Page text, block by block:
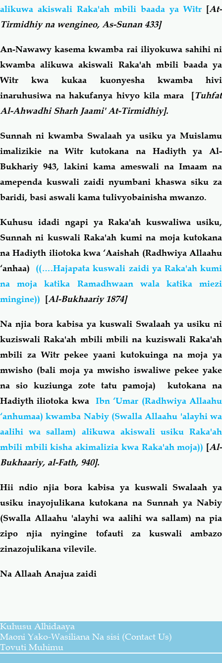
alikuwa akiswali Raka'ah mbili baada ya Witr [At-
Tirmidhiy na wengineo, As-Sunan 433]
An-Nawawy kasema kwamba rai iliyokuwa sahihi ni
kwamba alikuwa akiswali Raka'ah mbili baada ya
Witr kwa kukaa kuonyesha kwamba hivi
inaruhusiwa na hakufanya hivyo kila mara [Tuhfat
Al-Ahwadhi Sharh Jaami' At-Tirmidhiy].
Sunnah ni kwamba Swalaah ya usiku ya Muislamu
imalizikie na Witr kutokana na Hadiyth ya Al-
Bukhariy 943, lakini kama ameswali na Imaam na
amependa kuswali zaidi nyumbani khaswa siku za
baridi, basi aswali kama tulivyobainisha mwanzo.
Kuhusu idadi ngapi ya Raka'ah kuswaliwa usiku,
Sunnah ni kuswali Raka'ah kumi na moja kutokana
na Hadiyth iliotoka kwa ‘Aaishah (Radhwiya Allaahu
‘anhaa) ((….Hajapata kuswali zaidi ya Raka'ah kumi
na moja katika Ramadhwaan wala katika miezi
mingine)) [Al-Bukhaariy 1874]
Na njia bora kabisa ya kuswali Swalaah ya usiku ni
kuziswali Raka'ah mbili mbili na kuziswali Raka'ah
mbili za Witr pekee yaani kutokuinga na moja ya
mwisho (bali moja ya mwisho iswaliwe pekee yake
na sio kuziunga zote tatu pamoja) kutokana na
Hadiyth iliotoka kwa Ibn ‘Umar (Radhwiya Allaahu
‘anhumaa) kwamba Nabiy (Swalla Allaahu 'alayhi wa
aalihi wa sallam) alikuwa akiswali usiku Raka'ah
mbili mbili kisha akimalizia kwa Raka'ah moja)) [Al-
Bukhaariy, al-Fath, 940].
Hii ndio njia bora kabisa ya kuswali Swalaah ya
usiku inayojulikana kutokana na Sunnah ya Nabiy
(Swalla Allaahu 'alayhi wa aalihi wa sallam) na pia
zipo njia nyingine tofauti za kuswali ambazo
zinazojulikana vilevile.
Na Allaah Anajua zaidi
Kuhusu Alhidaaya
Maoni Yako-Wasiliana Na sisi (Contact Us)
Tovuti Muhimu